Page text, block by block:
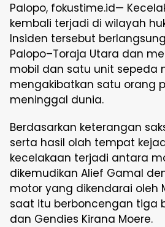
Palopo, fokustime.id—
kembali terjadi di wilayah
Insiden tersebut
Palopo–Toraja Utara dan
mobil dan satu unit sepeda
mengakibatkan satu orang
meninggal dunia.
Berdasarkan keterangan
serta hasil olah tempat
kecelakaan terjadi antara
dikemudikan Alief Gamal
motor yang dikendarai oleh
saat itu berboncengan tiga
dan Gendies Kirana Moere.